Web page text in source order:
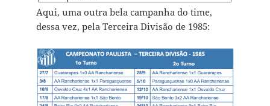
Aqui, uma outra bela campanha do time,
dessa vez, pela Terceira Divisão de 1985: